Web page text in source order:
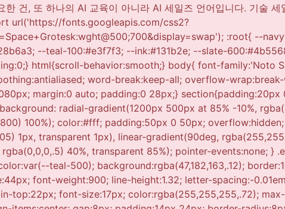
} .hero-stats .num{ font-size:22px; font-weight:700; color:var(--teal-500); } .hero-stats .lab{ font-size:13px; color:rgba(255,255,255,.6); margin-top:4px; } @media (max-width:720px){ .hero h1{font-size:30px;} .hero-stats{grid-template-columns:repeat(2,1fr); row-gap:20px;} } /* ---------- SECTION HEADERS ---------- */ .sec-head{ margin-bottom:44px; } .sec-num{ font-family:'Space Grotesk', sans-serif; font-size:13px; font-weight:700; color:var(--teal-500); letter-spacing:.08em; margin-bottom:10px; } .sec-head h2{ font-size:28px; font-weight:900; letter-spacing:-0.01em; } .sec-head p{ margin-top:12px; color:var(--slate-600); font-size:15.5px; max-width:640px; } /* ---------- WHY SECTION ---------- */ .why{ background:var(--white); border-top:1px solid var(--line); border-bottom:1px solid var(--line); } .why-grid{ display:grid; grid-template-columns:1.1fr .9fr; gap:56px; align-items:start; } @media (max-width:800px){ .why-grid{grid-template-columns:1fr;} } .not-list{ display:flex; flex-direction:column; gap:14px; margin-bottom:28px; } .not-item{ display:flex; align-items:flex-start; gap:12px; font-size:15.5px; color:var(--slate-600); } .not-item .x{ flex:0 0 auto; width:22px; height:22px; border-radius:50%; background:#fbe9e9; color:#c9463f; font-size:13px; font-weight:700; display:flex; align-items:center; justify-content:center; margin-top:1px; } .verdict{ font-size:18px; font-weight:700; line-height:1.6; padding-top:18px; border-top:1px solid var(--line); } .verdict .hi{ color:var(--blue-600); } .why-card{ background:var(--navy-950); color:#fff; border-radius:16px; padding:34px; } .why-card .yes{ color:var(--teal-500); font-weight:700; font-size:13px; letter-spacing:.05em; margin-bottom:12px; display:block;} .why-card p{ font-size:16px; line-height:1.75; color:rgba(255,255,255,.88); } .why-card p + p{ margin-top:14px; } .why-card strong{ color:var(--teal-500); } /* ---------- STRATEGY CARDS ---------- */ .cards4{ display:grid; grid-template-columns:repeat(4,1fr); gap:18px; } @media (max-width:900px){ .cards4{grid-template-columns:repeat(2,1fr);} } @media (max-width:520px){ .cards4{grid-template-columns:1fr;} } .card4{ background:var(--white); border:1px solid var(--line); border-radius:14px; padding:26px 22px; } .card4 .ic{ width:38px; height:38px; border-radius:10px; background:var(--teal-100); display:flex; align-items:center; justify-content:center; margin-bottom:16px; color:var(--teal-500); font-weight:700; font-family:'Space Grotesk',sans-serif; } .card4 h3{ font-size:16px; font-weight:700; margin-bottom:8px; } .card4 p{ font-size:14px; color:var(--slate-600); } /* ---------- TRACK STRUCTURE ---------- */ .tracks{ display:grid; grid-template-columns:1fr 1fr; gap:22px; align-items:start; } @media (max-width:800px){ .tracks{grid-template-columns:1fr;} } .track{ position:relative; background:var(--white); border:1px solid var(--line); border-radius:16px; overflow:hidden; box-shadow:0 1px 2px rgba(16,24,64,.04); transition:transform .18s ease, box-shadow .18s ease; } .track:hover{ transform:translateY(-4px); box-shadow:0 18px 34px rgba(16,24,64,.1); } .track.a{ border-color:rgba(30,79,163,.35); } .track-head{ position:relative; padding:28px